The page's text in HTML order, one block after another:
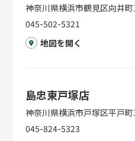
神奈川県横浜市鶴見区向井
045-502-5321
地図を開く
島忠東戸塚店
神奈川県横浜市戸塚区平戸
045-824-5323